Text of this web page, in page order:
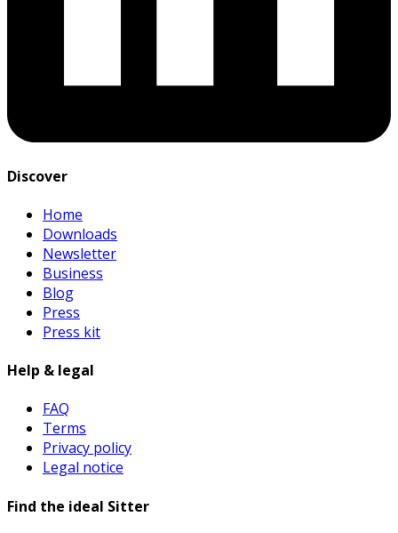
Discover
Home
Downloads
Newsletter
Business
Blog
Press
Press kit
Help & legal
FAQ
Terms
Privacy policy
Legal notice
Find the ideal Sitter